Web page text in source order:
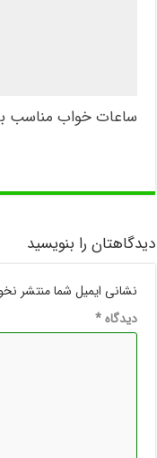
ساعات خواب مناسب
دیدگاهتان را بنویسید
نشانی ایمیل شما منتشر
دیدگاه*